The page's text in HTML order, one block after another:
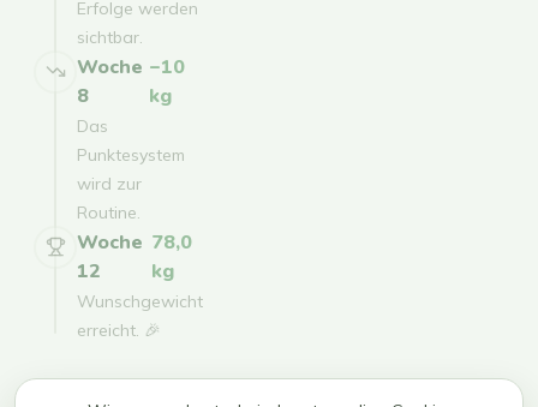
Erfolge werden
sichtbar.
Woche
8
−10
kg
Das
Punktesystem
wird zur
Routine.
Woche
12
78,0
kg
Wunschgewicht
erreicht. 🎉